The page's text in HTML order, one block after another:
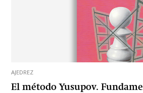
AJEDREZ
El método Yusupov.